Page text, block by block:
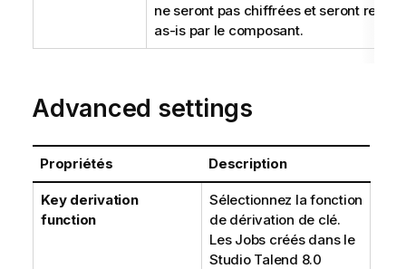
ne seront pas chiffrées et seront
as-is par le composant.
Advanced settings
Propriétés Description
Key derivation
function
Sélectionnez la fonction
de dérivation de clé.
Les Jobs créés dans le
Studio Talend 8.0